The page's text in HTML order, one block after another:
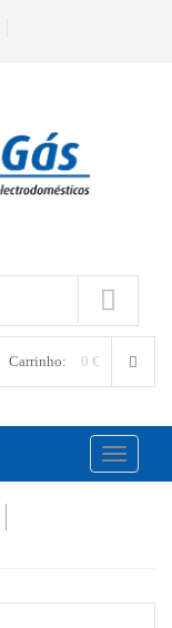
Carrinho: 0 €
Toggle